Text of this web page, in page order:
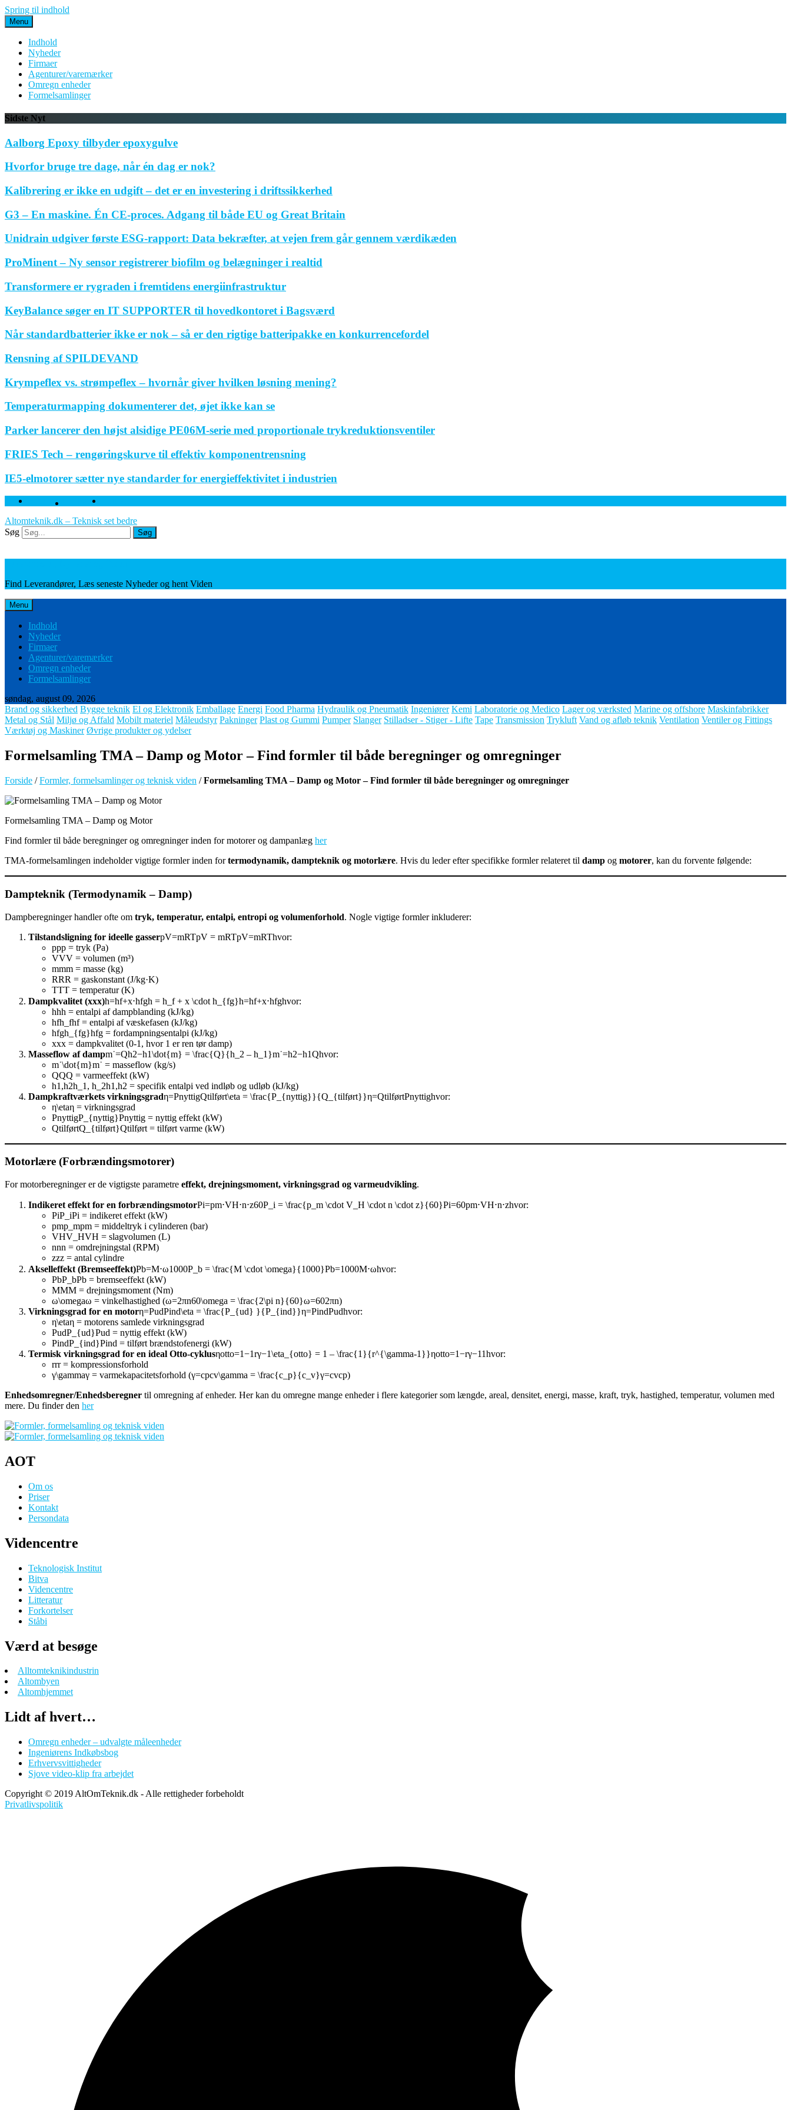
Spring til indhold
Menu
Indhold
Nyheder
Firmaer
Agenturer/varemærker
Omregn enheder
Formelsamlinger
Sidste Nyt
Aalborg Epoxy tilbyder epoxygulve
Hvorfor bruge tre dage, når én dag er nok?
Kalibrering er ikke en udgift – det er en investering i driftssikkerhed
G3 – En maskine. Én CE-proces. Adgang til både EU og Great Britain
Unidrain udgiver første ESG-rapport: Data bekræfter, at vejen frem går gennem værdikæden
ProMinent – Ny sensor registrerer biofilm og belægninger i realtid
Transformere er rygraden i fremtidens energiinfrastruktur
KeyBalance søger en IT SUPPORTER til hovedkontoret i Bagsværd
Når standardbatterier ikke er nok – så er den rigtige batteripakke en konkurrencefordel
Rensning af SPILDEVAND
Krympeflex vs. strømpeflex – hvornår giver hvilken løsning mening?
Temperaturmapping dokumenterer det, øjet ikke kan se
Parker lancerer den højst alsidige PE06M-serie med proportionale trykreduktionsventiler
FRIES Tech – rengøringskurve til effektiv komponentrensning
IE5-elmotorer sætter nye standarder for energieffektivitet i industrien
Facebook Twitter
Altomteknik.dk – Teknisk set bedre
Søg
Søg
Find Leverandører, Læs seneste Nyheder og hent Viden
Menu
Indhold
Nyheder
Firmaer
Agenturer/varemærker
Omregn enheder
Formelsamlinger
søndag, august 09, 2026
Brand og sikkerhed Bygge teknik El og Elektronik Emballage Energi Food Pharma Hydraulik og Pneumatik Ingeniører Kemi Laboratorie og Medico Lager og værksted Marine og offshore Maskinfabrikker
Metal og Stål Miljø og Affald Mobilt materiel Måleudstyr Pakninger Plast og Gummi Pumper Slanger Stilladser - Stiger - Lifte Tape Transmission Trykluft Vand og afløb teknik Ventilation Ventiler og Fittings
Værktøj og Maskiner Øvrige produkter og ydelser
Formelsamling TMA – Damp og Motor – Find formler til både beregninger og omregninger
Forside /Formler, formelsamlinger og teknisk viden /Formelsamling TMA – Damp og Motor – Find formler til både beregninger og omregninger
Formelsamling TMA – Damp og Motor
Find formler til både beregninger og omregninger inden for motorer og dampanlæg her
TMA-formelsamlingen indeholder vigtige formler inden fortermodynamik, dampteknik og motorlære. Hvis du leder efter specifikke formler relateret til damp og motorer, kan du forvente følgende:
Dampteknik (Termodynamik – Damp)
Dampberegninger handler ofte om tryk, temperatur, entalpi, entropi og volumenforhold. Nogle vigtige formler inkluderer:
Tilstandsligning for ideelle gasserpV=mRTpV = mRTpV=mRThvor:
ppp = tryk (Pa)
VVV = volumen (m³)
mmm = masse (kg)
RRR = gaskonstant (J/kg·K)
TTT = temperatur (K)
Dampkvalitet (xxx)h=hf+x⋅hfgh = h_f + x \cdot h_{fg}h=hf​+x⋅hfg​hvor:
hhh = entalpi af dampblanding (kJ/kg)
hfh_fhf​ = entalpi af væskefasen (kJ/kg)
hfgh_{fg}hfg​ = fordampningsentalpi (kJ/kg)
xxx = dampkvalitet (0-1, hvor 1 er ren tør damp)
Masseflow af dampm˙=Qh2−h1\dot{m} = \frac{Q}{h_2 – h_1}m˙=h2​−h1​Q​hvor:
m˙\dot{m}m˙ = masseflow (kg/s)
QQQ = varmeeffekt (kW)
h1,h2h_1, h_2h1​,h2​ = specifik entalpi ved indløb og udløb (kJ/kg)
Dampkraftværkets virkningsgradη=PnyttigQtilført\eta = \frac{P_{nyttig}}{Q_{tilført}}η=Qtilført​Pnyttig​​hvor:
η\etaη = virkningsgrad
PnyttigP_{nyttig}Pnyttig​ = nyttig effekt (kW)
QtilførtQ_{tilført}Qtilført​ = tilført varme (kW)
Motorlære (Forbrændingsmotorer)
For motorberegninger er de vigtigste parametre effekt, drejningsmoment, virkningsgrad og varmeudvikling.
Indikeret effekt for en forbrændingsmotorPi=pm⋅VH⋅n⋅z60P_i = \frac{p_m \cdot V_H \cdot n \cdot z}{60}Pi​=60pm​⋅VH​⋅n⋅z​hvor:
PiP_iPi​ = indikeret effekt (kW)
pmp_mpm​ = middeltryk i cylinderen (bar)
VHV_HVH​ = slagvolumen (L)
nnn = omdrejningstal (RPM)
zzz = antal cylindre
Akselleffekt (Bremseeffekt)Pb=M⋅ω1000P_b = \frac{M \cdot \omega}{1000}Pb​=1000M⋅ω​hvor:
PbP_bPb​ = bremseeffekt (kW)
MMM = drejningsmoment (Nm)
ω\omegaω = vinkelhastighed (ω=2πn60\omega = \frac{2\pi n}{60}ω=602πn​)
Virkningsgrad for en motorη=PudPind\eta = \frac{P_{ud} }{P_{ind}}η=Pind​Pud​​hvor:
η\etaη = motorens samlede virkningsgrad
PudP_{ud}Pud​ = nyttig effekt (kW)
PindP_{ind}Pind​ = tilført brændstofenergi (kW)
Termisk virkningsgrad for en ideal Otto-cyklusηotto=1−1rγ−1\eta_{otto} = 1 – \frac{1}{r^{\gamma-1}}ηotto​=1−rγ−11​hvor:
rrr = kompressionsforhold
γ\gammaγ = varmekapacitetsforhold (γ=cpcv\gamma = \frac{c_p}{c_v}γ=cv​cp​​)
Enhedsomregner/Enhedsberegner til omregning af enheder. Her kan du omregne mange enheder i flere kategorier som længde, areal, densitet, energi, masse, kraft, tryk, hastighed, temperatur, volumen med
mere. Du finder den her
AOT
Om os
Priser
Kontakt
Persondata
Videncentre
Teknologisk Institut
Bitva
Videncentre
Litteratur
Forkortelser
Ståbi
Værd at besøge
Alltomteknikindustrin
Altombyen
Altomhjemmet
Lidt af hvert…
Omregn enheder – udvalgte måleenheder
Ingeniørens Indkøbsbog
Erhvervsvittigheder
Sjove video-klip fra arbejdet
Copyright © 2019 AltOmTeknik.dk - Alle rettigheder forbeholdt
Privatlivspolitik